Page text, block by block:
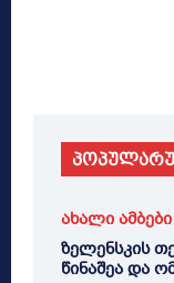
ახალი ამბები
ზელენსკის
წინაშეა და